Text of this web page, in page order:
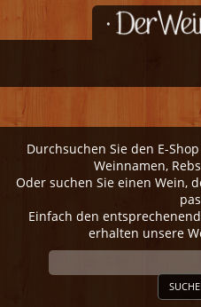
Durchsuchen Sie den E-
Weinnamen,
Oder suchen Sie einen Wein,
Einfach den
erhalten unsere